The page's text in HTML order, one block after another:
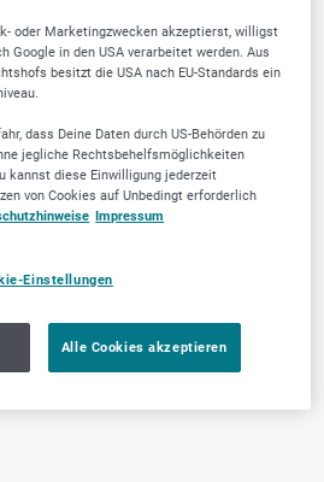
oder Marketingzwecken akzeptierst, willigst
Google in den USA verarbeitet werden. Aus
besitzt die USA nach EU-Standards ein
dass Deine Daten durch US-Behörden zu
jegliche Rechtsbehelfsmöglichkeiten
kannst diese Einwilligung jederzeit
von Cookies auf Unbedingt erforderlich
Impressum
Einstellungen
Alle Cookies akzeptieren